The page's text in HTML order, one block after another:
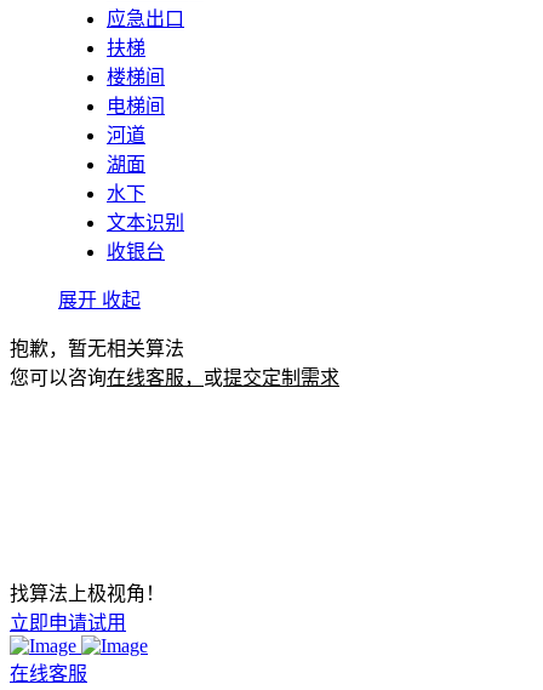
应急出口
扶梯
楼梯间
电梯间
河道
湖面
水下
文本识别
收银台
展开 收起
抱歉，暂无相关算法
您可以咨询在线客服， 或提交定制需求
找算法上极视角！
立即申请试用
在线客服